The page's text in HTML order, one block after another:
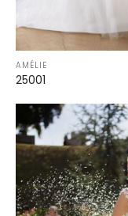
AMÉLIE
25001